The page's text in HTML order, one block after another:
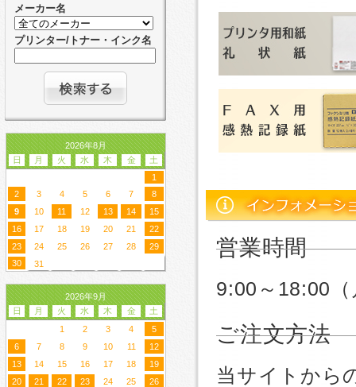
メーカー名
プリンター/トナー・インク名
2026年8月
日
月 火 水 木 金
土
1
2
3 4 5 6 7
8
9
10 11 12 13 14
15
16
17 18 19 20 21
22
23
24 25 26 27 28
29
30
31
2026年9月
日
月 火 水 木 金
土
1
2 3 4
5
6
7 8 9 10 11
12
13
14 15 16 17 18
19
20
21 22 23 24 25
26
営業時間
9:00～18:00
ご注文方法
当サイトから